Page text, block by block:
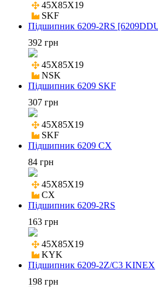
45X85X19
SKF
Підшипник 6209-2RS
392 грн
45X85X19
NSK
Підшипник 6209 SKF
307 грн
45X85X19
SKF
Підшипник 6209 CX
84 грн
45X85X19
CX
Підшипник 6209-2RS
163 грн
45X85X19
KYK
Підшипник 6209-2Z/C3 KINEX
198 грн